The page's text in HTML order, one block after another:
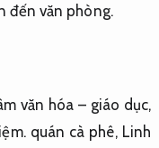
đến văn phòng.
văn hóa – giáo dục,
quán cà phê, Linh